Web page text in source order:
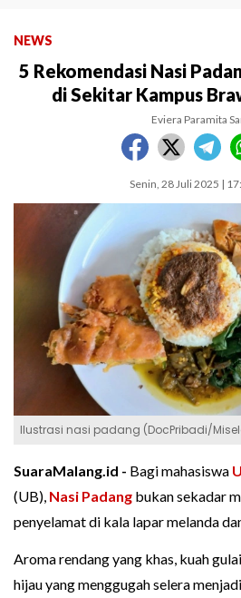
NEWS
5 Rekomendasi Nasi
di Sekitar Kampus
Eviera Paramita
Senin, 28 Juli 2025 |
Ilustrasi nasi padang (DocPribadi/
SuaraMalang.id - Bagi mahasiswa
(UB), Nasi Padang bukan sekadar
penyelamat di kala lapar melanda
Aroma rendang yang khas, kuah
hijau yang menggugah selera